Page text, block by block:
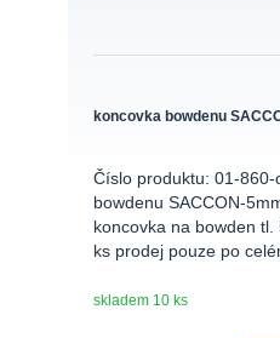
koncovka bowdenu
Číslo produktu: 01-860-
bowdenu SACCON-
koncovka na bowden
ks prodej pouze po
skladem 10 ks